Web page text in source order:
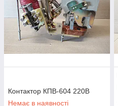
Контактор КПВ-604 220В
Немає в наявності